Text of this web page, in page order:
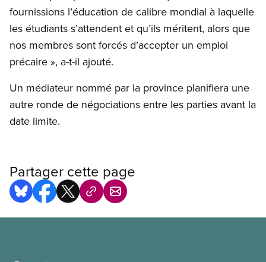
fournissions l’éducation de calibre mondial à laquelle
les étudiants s’attendent et qu’ils méritent, alors que
nos membres sont forcés d’accepter un emploi
précaire », a-t-il ajouté.
Un médiateur nommé par la province planifiera une
autre ronde de négociations entre les parties avant la
date limite.
Partager cette page